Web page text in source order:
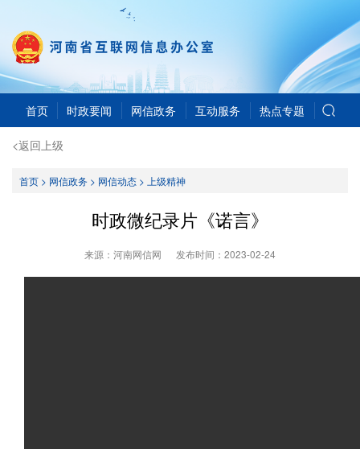
首页 时政要闻 网信政务 互动服务 热点专题
<返回上级
首页> 网信政务> 网信动态> 上级精神
时政微纪录片《诺言》
来源：河南网信网 发布时间： 2023-02-24